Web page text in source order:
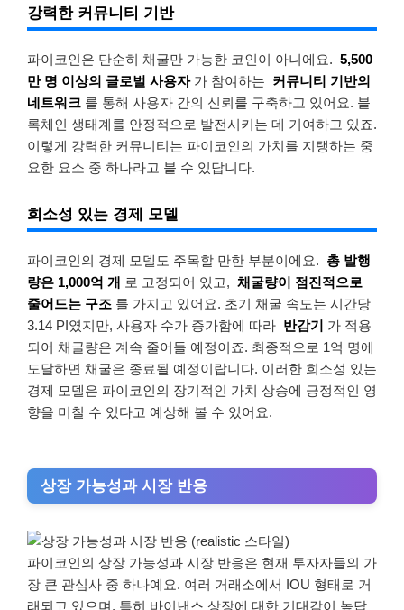
강력한 커뮤니티 기반
파이코인은 단순히 채굴만 가능한 코인이 아니에요. 5,500
만 명 이상의 글로벌 사용자 가 참여하는 커뮤니티 기반의
네트워크 를 통해 사용자 간의 신뢰를 구축하고 있어요. 블
록체인 생태계를 안정적으로 발전시키는 데 기여하고 있죠.
이렇게 강력한 커뮤니티는 파이코인의 가치를 지탱하는 중
요한 요소 중 하나라고 볼 수 있답니다.
희소성 있는 경제 모델
파이코인의 경제 모델도 주목할 만한 부분이에요. 총 발행
량은 1,000억 개 로 고정되어 있고, 채굴량이 점진적으로
줄어드는 구조 를 가지고 있어요. 초기 채굴 속도는 시간당
3.14 PI였지만, 사용자 수가 증가함에 따라 반감기 가 적용
되어 채굴량은 계속 줄어들 예정이죠. 최종적으로 1억 명에
도달하면 채굴은 종료될 예정이랍니다. 이러한 희소성 있는
경제 모델은 파이코인의 장기적인 가치 상승에 긍정적인 영
향을 미칠 수 있다고 예상해 볼 수 있어요.
상장 가능성과 시장 반응
파이코인의 상장 가능성과 시장 반응은 현재 투자자들의 가
장 큰 관심사 중 하나예요. 여러 거래소에서 IOU 형태로 거
래되고 있으며, 특히 바이낸스 상장에 대한 기대감이 높답